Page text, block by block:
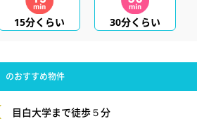
15分くらい 30分くらい
のおすすめ物件
目白大学まで徒歩５分